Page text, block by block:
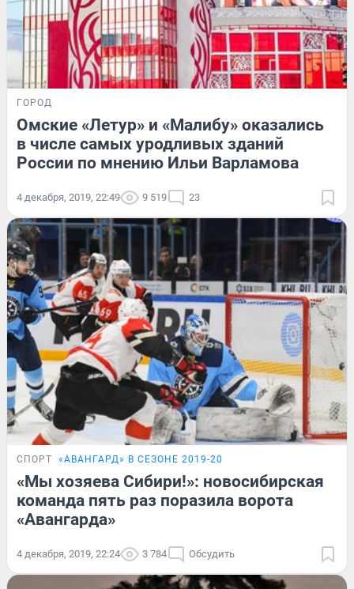
ГОРОД
Омские «Летур» и «Малибу» оказались
в числе самых уродливых зданий
России по мнению Ильи Варламова
4 декабря, 2019, 22:49 9 519 23
СПОРТ «АВАНГАРД» В СЕЗОНЕ 2019-20
«Мы хозяева Сибири!»: новосибирская
команда пять раз поразила ворота
«Авангарда»
4 декабря, 2019, 22:24 3 784 Обсудить